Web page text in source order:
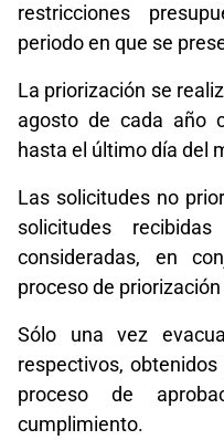
restricciones
periodo en que se
La priorización se
agosto de cada año
hasta el último día del
Las solicitudes no
solicitudes
consideradas, en
proceso de
Sólo una vez
respectivos,
proceso de
cumplimiento.